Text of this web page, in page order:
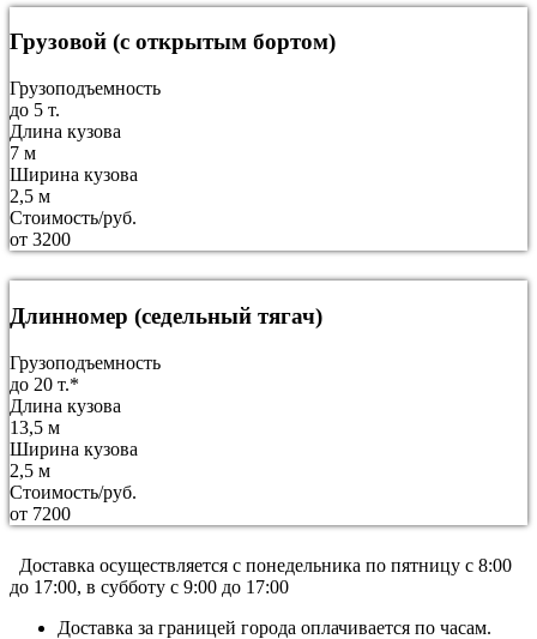
Грузовой (с открытым бортом)
Грузоподъемность
до 5 т.
Длина кузова
7 м
Ширина кузова
2,5 м
Стоимость/руб.
от 3200
Длинномер (седельный тягач)
Грузоподъемность
до 20 т.*
Длина кузова
13,5 м
Ширина кузова
2,5 м
Стоимость/руб.
от 7200
Доставка осуществляется c понедельника по пятницу с 8:00
до 17:00, в субботу с 9:00 до 17:00
Доставка за границей города оплачивается по часам.